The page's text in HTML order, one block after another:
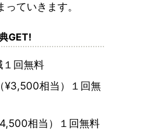
ていきます。
GET!
回無料
¥3,500相当）１回無
相当）１回無料